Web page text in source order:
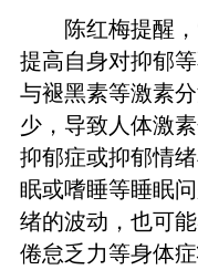
陈红梅提醒
提高自身对抑郁
与褪黑素等激素
少，导致人体激
抑郁症或抑郁情
眠或嗜睡等睡眠
绪的波动，也可
倦怠乏力等身体